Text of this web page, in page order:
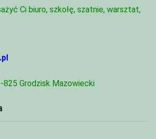
Ci biuro, szkołę, szatnie, warsztat,
825 Grodzisk Mazowiecki